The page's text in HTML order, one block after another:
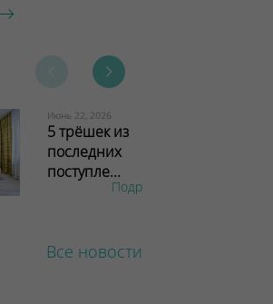
Июнь 22, 2026
5 трёшек из
последних
поступле...
Подробнее
Все новости